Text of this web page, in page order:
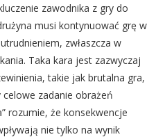
zawodnika z gry do
musi kontynuować grę w
zwłaszcza w
Taka kara jest zazwyczaj
takie jak brutalna gra,
zadanie obrażeń
rozumie, że konsekwencje
nie tylko na wynik